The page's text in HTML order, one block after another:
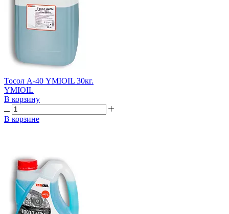
Тосол А-40 YMIOIL 30кг.
YMIOIL
В корзину
В корзине